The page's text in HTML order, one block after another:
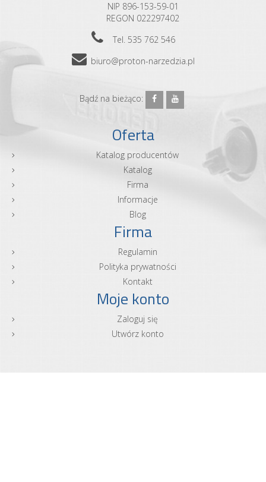
NIP 896-153-59-01
REGON 022297402
Tel. 535 762 546
biuro@proton-narzedzia.pl
Bądź na bieżąco:
Oferta
Katalog producentów
Katalog
Firma
Informacje
Blog
Firma
Regulamin
Polityka prywatności
Kontakt
Moje konto
Zaloguj się
Utwórz konto